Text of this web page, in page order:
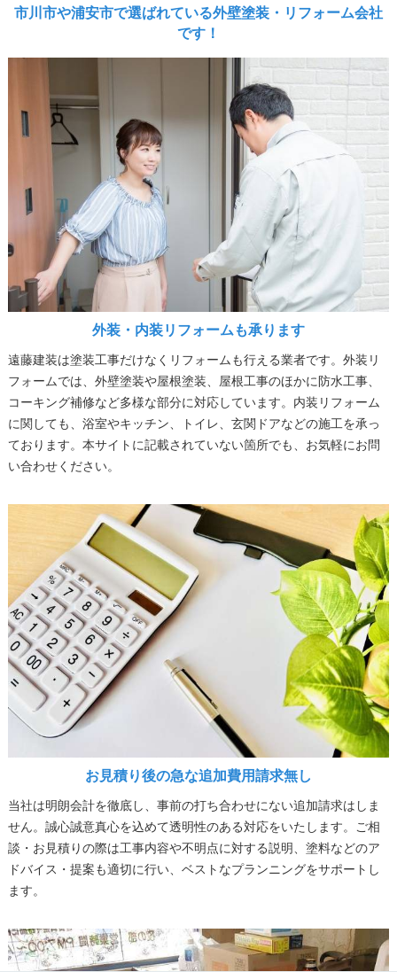
市川市や浦安市で選ばれている外壁塗装・リフォーム会社
です！
外装・内装リフォームも承ります
遠藤建装は塗装工事だけなくリフォームも行える業者です。外装リ
フォームでは、外壁塗装や屋根塗装、屋根工事のほかに防水工事、
コーキング補修など多様な部分に対応しています。内装リフォーム
に関しても、浴室やキッチン、トイレ、玄関ドアなどの施工を承っ
ております。本サイトに記載されていない箇所でも、お気軽にお問
い合わせください。
お見積り後の急な追加費用請求無し
当社は明朗会計を徹底し、事前の打ち合わせにない追加請求はしま
せん。誠心誠意真心を込めて透明性のある対応をいたします。ご相
談・お見積りの際は工事内容や不明点に対する説明、塗料などのア
ドバイス・提案も適切に行い、ベストなプランニングをサポートし
ます。